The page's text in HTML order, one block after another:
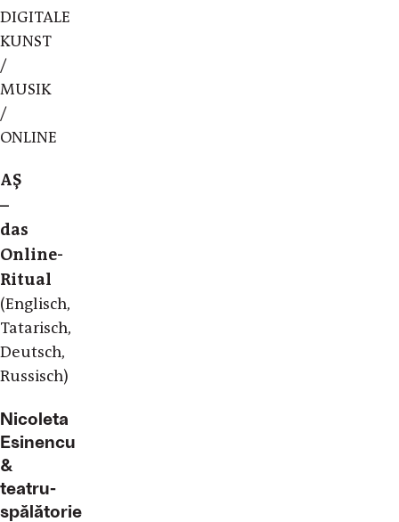
DIGITALE
KUNST
/
MUSIK
/
ONLINE
AŞ
–
das
Online-
Ritual
(Englisch,
Tatarisch,
Deutsch,
Russisch)
Nicoleta
Esinencu
&
teatru-
spălătorie